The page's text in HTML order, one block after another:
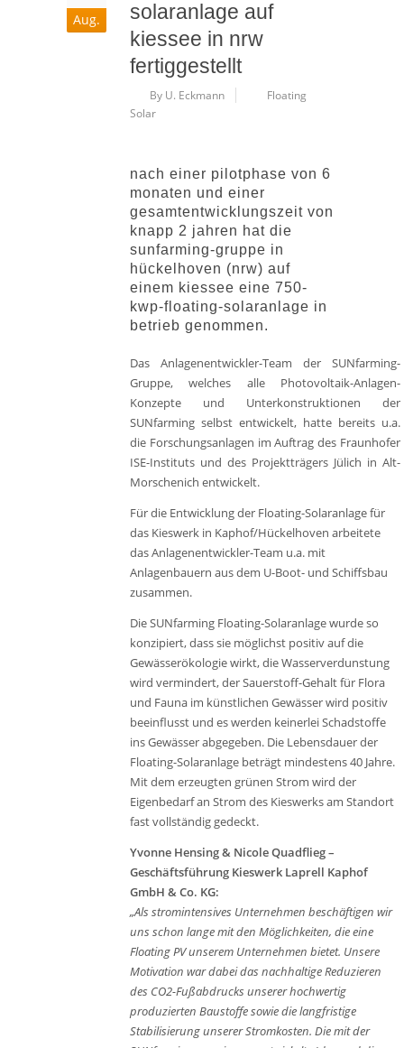
Aug.
solaranlage auf
kiessee in nrw
fertiggestellt
By U. Eckmann
Floating
Solar
nach einer pilotphase von 6
monaten und einer
gesamtentwicklungszeit von
knapp 2 jahren hat die
sunfarming-gruppe in
hückelhoven (nrw) auf
einem kiessee eine 750-
kwp-floating-solaranlage in
betrieb genommen.
Das Anlagenentwickler-Team der SUNfarming-
Gruppe, welches alle Photovoltaik-Anlagen-
Konzepte und Unterkonstruktionen der
SUNfarming selbst entwickelt, hatte bereits u.a.
die Forschungsanlagen im Auftrag des Fraunhofer
ISE-Instituts und des Projektträgers Jülich in Alt-
Morschenich entwickelt.
Für die Entwicklung der Floating-Solaranlage für
das Kieswerk in Kaphof/Hückelhoven arbeitete
das Anlagenentwickler-Team u.a. mit
Anlagenbauern aus dem U-Boot- und Schiffsbau
zusammen.
Die SUNfarming Floating-Solaranlage wurde so
konzipiert, dass sie möglichst positiv auf die
Gewässerökologie wirkt, die Wasserverdunstung
wird vermindert, der Sauerstoff-Gehalt für Flora
und Fauna im künstlichen Gewässer wird positiv
beeinflusst und es werden keinerlei Schadstoffe
ins Gewässer abgegeben. Die Lebensdauer der
Floating-Solaranlage beträgt mindestens 40 Jahre.
Mit dem erzeugten grünen Strom wird der
Eigenbedarf an Strom des Kieswerks am Standort
fast vollständig gedeckt.
Yvonne Hensing & Nicole Quadflieg –
Geschäftsführung Kieswerk Laprell Kaphof
GmbH & Co. KG:
„Als stromintensives Unternehmen beschäftigen wir
uns schon lange mit den Möglichkeiten, die eine
Floating PV unserem Unternehmen bietet. Unsere
Motivation war dabei das nachhaltige Reduzieren
des CO2-Fußabdrucks unserer hochwertig
produzierten Baustoffe sowie die langfristige
Stabilisierung unserer Stromkosten. Die mit der